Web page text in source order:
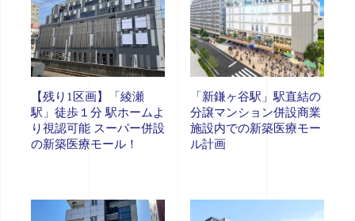
【残り1区画】「綾瀬
駅」徒歩１分 駅ホームよ
り視認可能 スーパー併設
の新築医療モール！
「新鎌ヶ谷駅」駅直結の
分譲マンション併設商業
施設内での新築医療モー
ル計画